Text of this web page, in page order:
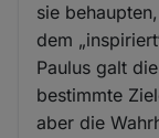
sie
dem
Paulus galt
bestimmte
aber die